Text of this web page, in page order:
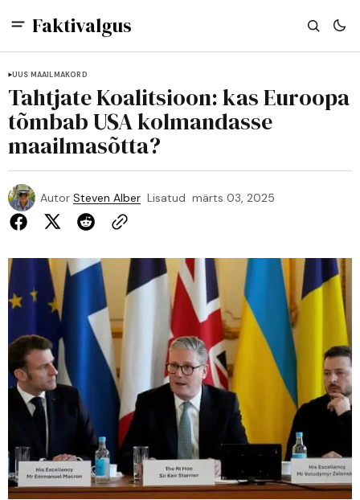
Faktivalgus
UUS MAAILMAKORD
Tahtjate Koalitsioon: kas Euroopa
tõmbab USA kolmandasse
maailmasõtta?
Autor Steven Alber Lisatud märts 03, 2025